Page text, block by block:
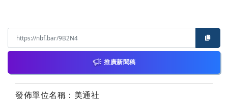
推廣新聞稿
發佈單位名稱：美通社